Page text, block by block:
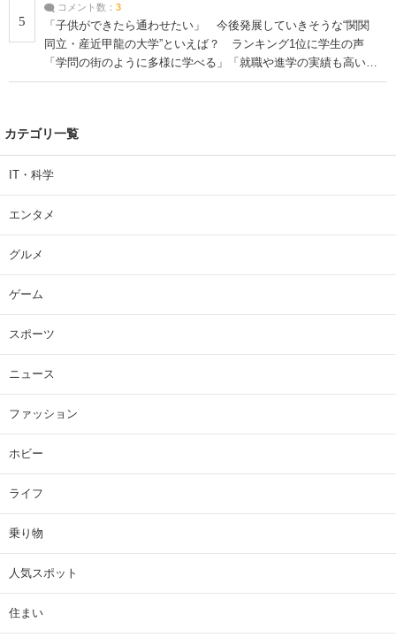
5
コメント数： 3
「子供ができたら通わせたい」 今後発展していきそうな“関関
同立・産近甲龍の大学”といえば？ ランキング1位に学生の声
「学問の街のように多様に学べる」「就職や進学の実績も高い」
| 大学 ねとらぼリサーチ
カテゴリ一覧
IT・科学
エンタメ
グルメ
ゲーム
スポーツ
ニュース
ファッション
ホビー
ライフ
乗り物
人気スポット
住まい